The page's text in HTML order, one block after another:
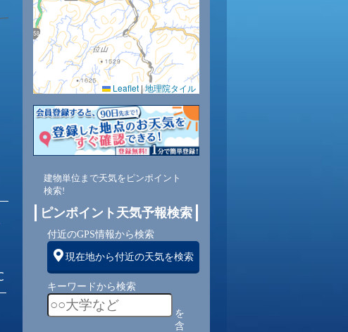
0.0 0.0 0.0 0.0
49 51 52 53 58
北 北 北 北 北
3
Leaflet | 地理院タイル
建物単位まで天気をピンポイント
検索!
ピンポイント天気予報検索
付近のGPS情報から検索
現在地から付近の天気を検索
キーワードから検索
を
含